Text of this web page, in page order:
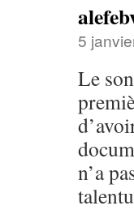
5
Le
n’a